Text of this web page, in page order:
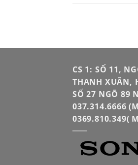
CS 1: SỐ 11,
THANH XUÂN,
SỐ 27 NGÕ 89
037.314.6666
0369.810.349(